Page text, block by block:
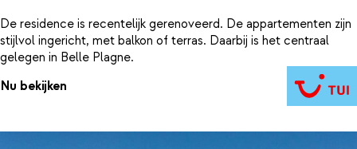
De residence is recentelijk gerenoveerd. De appartementen zijn
stijlvol ingericht, met balkon of terras. Daarbij is het centraal
gelegen in Belle Plagne.
Nu bekijken